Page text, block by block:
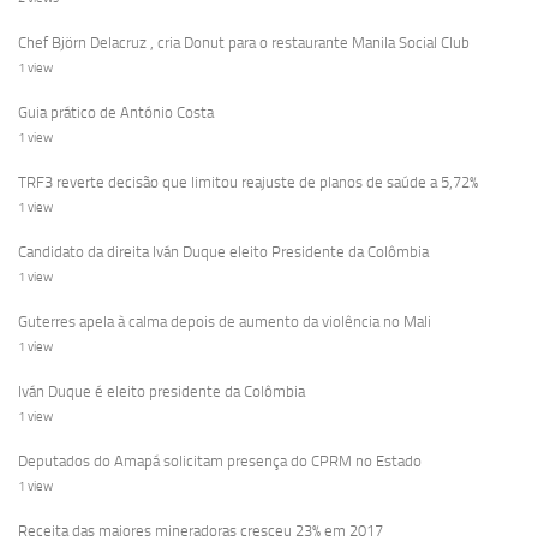
Chef Björn Delacruz , cria Donut para o restaurante Manila Social Club
1 view
Guia prático de António Costa
1 view
TRF3 reverte decisão que limitou reajuste de planos de saúde a 5,72%
1 view
Candidato da direita Iván Duque eleito Presidente da Colômbia
1 view
Guterres apela à calma depois de aumento da violência no Mali
1 view
Iván Duque é eleito presidente da Colômbia
1 view
Deputados do Amapá solicitam presença do CPRM no Estado
1 view
Receita das maiores mineradoras cresceu 23% em 2017